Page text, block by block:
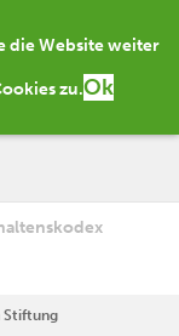
Stiftung
die Website weiter
zu.Ok